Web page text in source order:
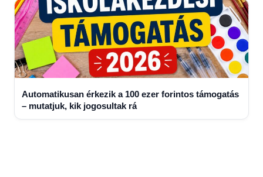
Automatikusan érkezik a 100 ezer forintos támogatás
– mutatjuk, kik jogosultak rá